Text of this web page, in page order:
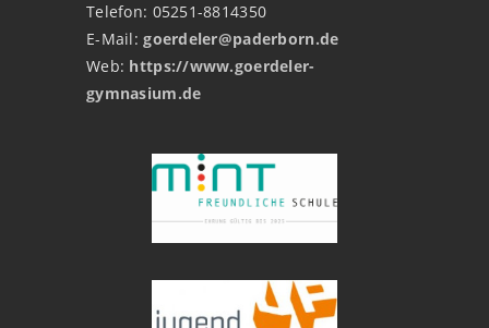
Telefon: 05251-8814350
E-Mail:goerdeler@paderborn.de
Web: https://www.goerdeler-
gymnasium.de